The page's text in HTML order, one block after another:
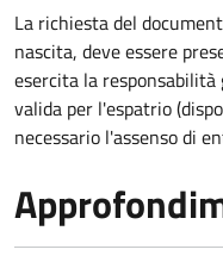
La richiesta del
nascita, deve essere
esercita la
valida per l'espatrio
necessario l'assenso di